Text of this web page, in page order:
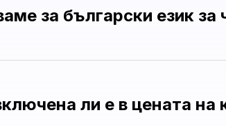
за български език
ли е в цената на